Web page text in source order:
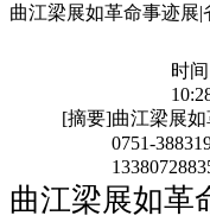
曲江梁展如革命事迹展|
时
[摘要]曲江梁展
0751-
曲江梁展如革